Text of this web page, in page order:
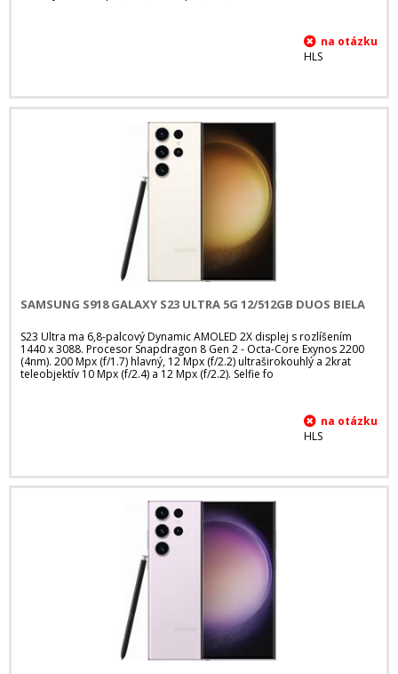
HLS
SAMSUNG S918 GALAXY S23 ULTRA 5G 12/512GB DUOS BIELA
S23 Ultra ma 6,8-palcový Dynamic AMOLED 2X displej s rozlíšením
1440 x 3088. Procesor Snapdragon 8 Gen 2 - Octa-Core Exynos 2200
(4nm). 200 Mpx (f/1.7) hlavný, 12 Mpx (f/2.2) ultraširokouhlý a 2krat
teleobjektív 10 Mpx (f/2.4) a 12 Mpx (f/2.2). Selfie fo
HLS